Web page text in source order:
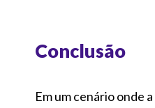
Conclusão
Em um cenário onde